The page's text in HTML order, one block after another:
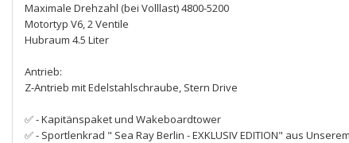
Maximale Drehzahl (bei Volllast) 4800-5200
Motortyp V6, 2 Ventile
Hubraum 4.5 Liter
Antrieb:
Z-Antrieb mit Edelstahlschraube, Stern Drive
✅ - Kapitänspaket und Wakeboardtower
✅ - Sportlenkrad " Sea Ray Berlin - EXKLUSIV EDITION" aus